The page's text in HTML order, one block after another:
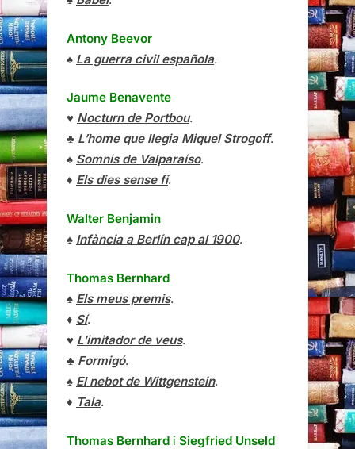
Antony Beevor
♠ La guerra civil española.
Jaume Benavente
♥ Nocturn de Portbou.
♣ L’home que llegia Miquel Strogoff.
♠ Somnis de Valparaíso.
♦ Els dies sense fi.
Walter Benjamin
♠ Infància a Berlín cap al 1900.
Thomas Bernhard
♠ Els meus premis.
♦ Sí.
♥ L’imitador de veus.
♣ Formigó.
♠ El nebot de Wittgenstein.
♦ Tala.
Thomas Bernhard i Siegfried Unseld